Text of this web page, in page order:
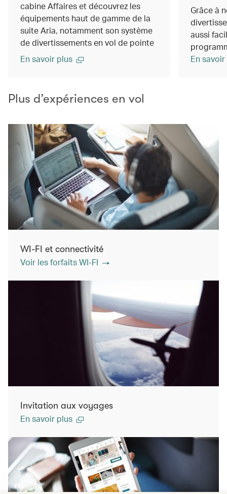
cabine Affaires et découvrez les
équipements haut de gamme de la
suite Aria, notamment son système
de divertissements en vol de pointe
En savoir plus
Grâce à
aussi
En
Plus d’expériences en vol
WI-FI et connectivité
Voir les forfaits WI-FI
Invitation aux voyages
En savoir plus